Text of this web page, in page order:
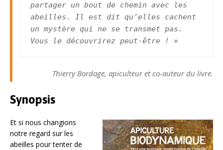
partager un bout de chemin avec les
abeilles. Il est dit qu’elles cachent
un mystère qui ne se transmet pas.
Vous le découvrirez peut-être ! »
Thierry Bordage, apiculteur et co-auteur du livre.
Synopsis
Et si nous changions
notre regard sur les
abeilles pour tenter de